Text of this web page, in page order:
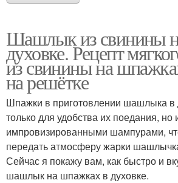
Шашлык из свинины
духовке. Рецепт
из свинины на
на решётке
Шпажки в приготовлении шашлыка в
только для удобства их поедания, но
импровизированными шампурами,
передать атмосферу жарки
Сейчас я покажу вам, как быстро и
шашлык на шпажках в духовке.